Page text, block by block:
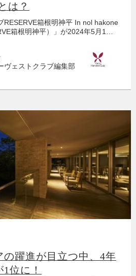
は？
RESERVE箱根明神平 In nol hakone
箱根明神平）」が2024年5月1…
ヴェストクラブ編集部
躍進が目立つ中、4年
位に！